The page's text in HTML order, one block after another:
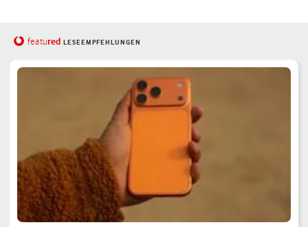
featured LESEEMPFEHLUNGEN